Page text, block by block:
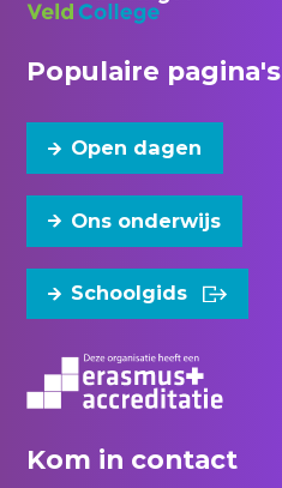
Populaire pagina's
Open dagen
Ons onderwijs
Schoolgids
Kom in contact